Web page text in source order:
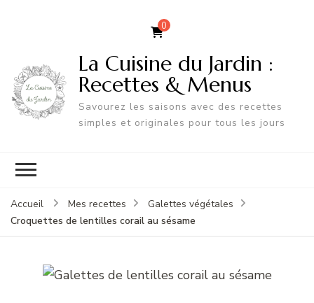
0
La Cuisine du Jardin :
Recettes & Menus
Savourez les saisons avec des recettes
simples et originales pour tous les jours
Accueil Mes recettes
Galettes végétales
Croquettes de lentilles corail au sésame